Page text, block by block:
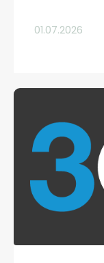
01.07.2026